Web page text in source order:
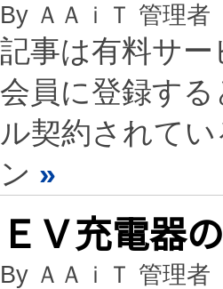
By ＡＡｉＴ 管理者
記事は有料サ
会員に登録す
ル契約されて
ン »
ＥＶ充電器
By ＡＡｉＴ 管理者